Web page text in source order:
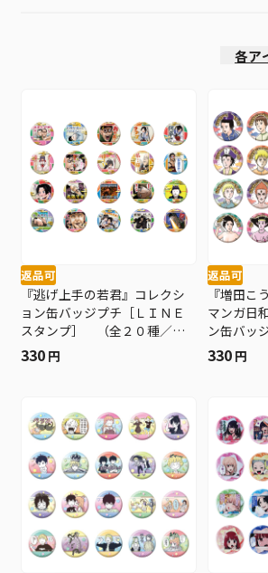
各ア
返品可
『逃げ上手の若君』コレクシ
ョン缶バッジプチ［ＬＩＮＥ
スタンプ］ （全２０種／ラ
ンダム１種入り） ＢＤ４−Ｊ
Ｆ
330 円
返品可
『増田
マンガ日
ン缶バ
（全１８
り） ＢＤ
330 円